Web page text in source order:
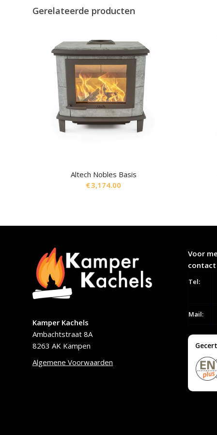
Gerelateerde producten
Altech Nobles Basis
€3,174.00
Kamper Kachels
Ambachtstraat 8A
8263 AK Kampen
Algemene Voorwaarden
Voor
contact
Tel:
Mail: